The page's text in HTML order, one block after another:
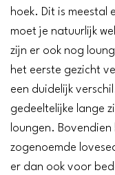
hoek. Dit is
moet je natuurlijk
zijn er ook nog
het eerste gezicht
een duidelijk
gedeeltelijke lange
loungen.
zogenoemde
er dan ook voor